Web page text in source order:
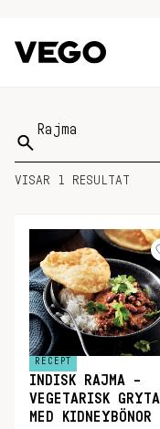
Sök
på:
VISAR 1 RESULTAT
RECEPT
INDISK RAJMA –
VEGETARISK GRYTA
MED KIDNEYBÖNOR